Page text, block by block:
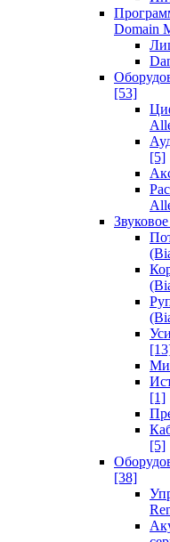
Domain
[53]
[5]
[1]
[5]
[38]